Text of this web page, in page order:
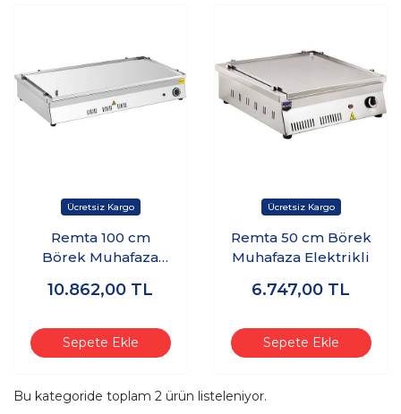
Remta 100 cm
Börek Muhafaza
10.862,00 TL
Sepete Ekle
Remta 50 cm Börek
Muhafaza Elektrikli
6.747,00 TL
Sepete Ekle
Bu kategoride toplam 2 ürün listeleniyor.